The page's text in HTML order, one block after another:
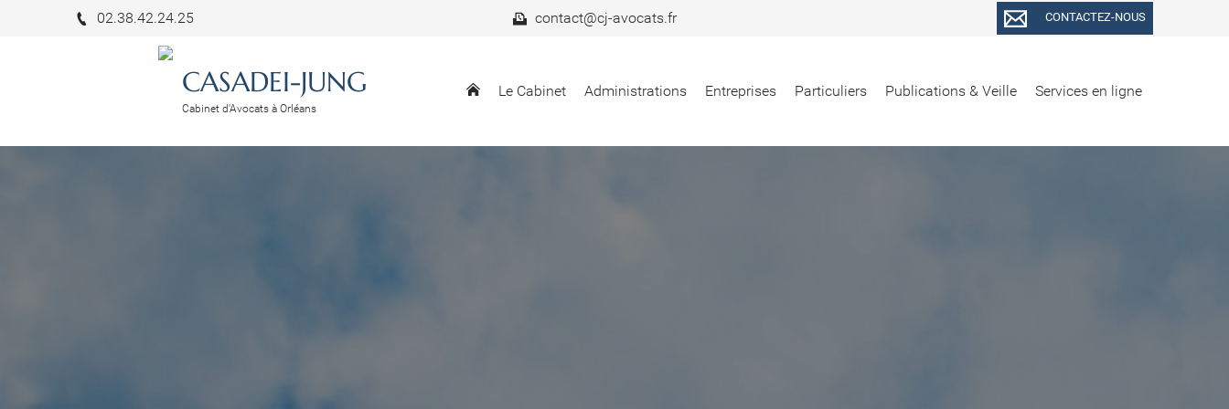
CASADEI-JUNG
Cabinet d'Avocats à Orléans
Le Cabinet Administrations Entreprises Particuliers Publications & Veille Services en ligne
02.38.42.24.25 contact@cj-avocats.fr CONTACTEZ-NOUS